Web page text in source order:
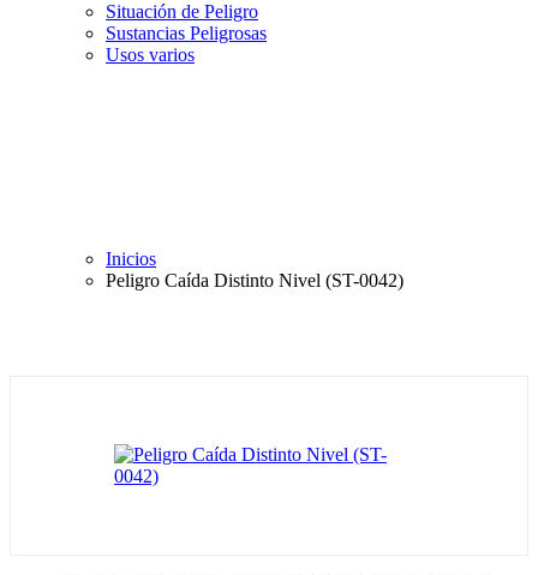
Situación de Peligro
Sustancias Peligrosas
Usos varios
Inicios
Peligro Caída Distinto Nivel (ST-0042)